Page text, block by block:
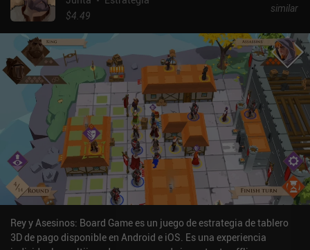
imperio, construir más puestos de comercio o vender una mayor
igualmente válido hacia la victoria.La interfaz de usuario es muy
fácil de usar, con toda la información accesible en unos pocos
toques. Asimismo, el estilo artístico es fluido y colorido. El tutorial
es algo aburrido, lo que puede haber contribuido a que el juego sea
difícil de entender, pero al menos es funcional.El juego cuenta con
una excelente variedad de modos multijugador personalizables
entre plataformas, así como una IA robusta para las partidas en
solitario. En realidad, se trata de un juego reflexivo y
aparentemente complejo que permite muchos estilos de juego
diferentes.Concordia cuesta 8,49 $ en Android y 6,99 $ en iOS, con
DLCs disponibles como iAPs individuales o una compra única del
"Season Pass" para todas las expansiones actuales y futuras.
$4.49
similar
Rey y Asesinos: Board Game es un juego de estrategia de tablero
3D de pago disponible en Android e iOS. Es una experiencia